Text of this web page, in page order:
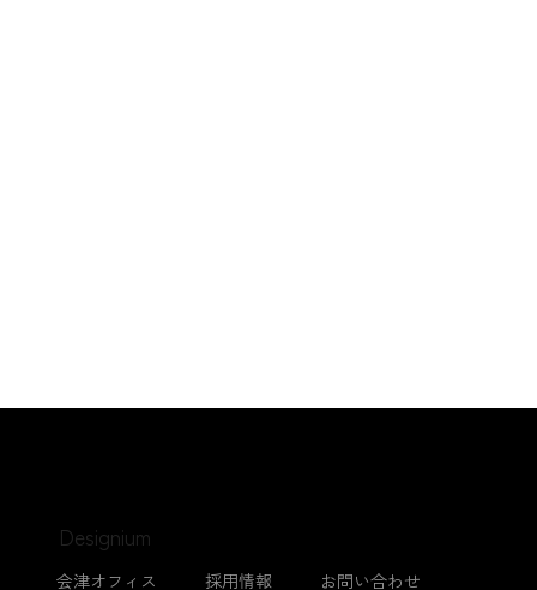
Designium
会津オフィス 採用情報 お問い合わせ